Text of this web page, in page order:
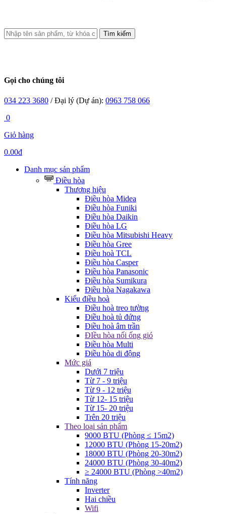
Tìm kiếm
Gọi cho chúng tôi
034 223 3680 / Đại lý (Dự án): 0963 758 066
0
Giỏ hàng
0.00đ
Danh mục sản phẩm
Điều hòa
Thương hiệu
Điều hòa Midea
Điều hòa Funiki
Điều hòa Daikin
Điều hòa LG
Điều hòa Mitsubishi Heavy
Điều hòa Gree
Điều hoà TCL
Điều hòa Casper
Điều hòa Panasonic
Điều hòa Sumikura
Điều hòa Nagakawa
Kiểu điều hoà
Điều hoà treo tường
Điều hoà tủ đứng
Điều hoà âm trần
ĐIều hòa nối ống gió
Điều hòa Multi
Điều hòa di động
Mức giá
Dưới 7 triệu
Từ 7 - 9 triệu
Từ 9 - 12 triệu
Từ 12- 15 triệu
Từ 15- 20 triệu
Trên 20 triệu
Theo loại sản phẩm
9000 BTU (Phòng ≤ 15m2)
12000 BTU (Phòng 15-20m2)
18000 BTU (Phòng 20-30m2)
24000 BTU (Phòng 30-40m2)
≥ 24000 BTU (Phòng >40m2)
Tính năng
Inverter
Hai chiều
Wifi